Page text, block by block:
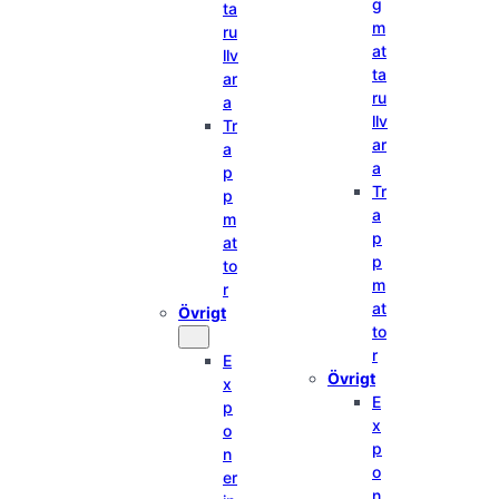
ta
ru
llv
ar
a
Tr
a
p
p
m
at
to
r
Övrigt
E
x
p
o
n
er
g
m
at
ta
ru
llv
ar
a
Tr
a
p
p
m
at
to
r
Övrigt
E
x
p
o
n